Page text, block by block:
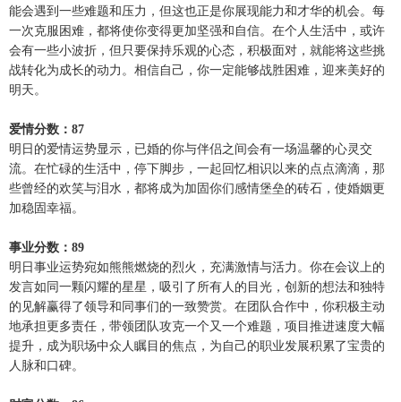
能会遇到一些难题和压力，但这也正是你展现能力和才华的机会。每
一次克服困难，都将使你变得更加坚强和自信。在个人生活中，或许
会有一些小波折，但只要保持乐观的心态，积极面对，就能将这些挑
战转化为成长的动力。相信自己，你一定能够战胜困难，迎来美好的
明天。
爱情分数：87
明日的爱情运势显示，已婚的你与伴侣之间会有一场温馨的心灵交
流。在忙碌的生活中，停下脚步，一起回忆相识以来的点点滴滴，那
些曾经的欢笑与泪水，都将成为加固你们感情堡垒的砖石，使婚姻更
加稳固幸福。
事业分数：89
明日事业运势宛如熊熊燃烧的烈火，充满激情与活力。你在会议上的
发言如同一颗闪耀的星星，吸引了所有人的目光，创新的想法和独特
的见解赢得了领导和同事们的一致赞赏。在团队合作中，你积极主动
地承担更多责任，带领团队攻克一个又一个难题，项目推进速度大幅
提升，成为职场中众人瞩目的焦点，为自己的职业发展积累了宝贵的
人脉和口碑。